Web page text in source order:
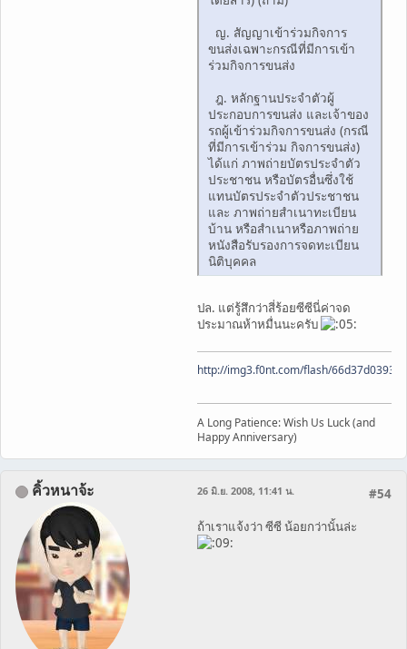
ญ. สัญญาเข้าร่วมกิจการ
ขนส่งเฉพาะกรณีที่มีการเข้า
ร่วมกิจการขนส่ง
ฎ. หลักฐานประจำตัวผู้
ประกอบการขนส่ง และเจ้าของ
รถผู้เข้าร่วมกิจการขนส่ง (กรณี
ที่มีการเข้าร่วม กิจการขนส่ง)
ได้แก่ ภาพถ่ายบัตรประจำตัว
ประชาชน หรือบัตรอื่นซึ่งใช้
แทนบัตรประจำตัวประชาชน
และ ภาพถ่ายสำเนาทะเบียน
บ้าน หรือสำเนาหรือภาพถ่าย
หนังสือรับรองการจดทะเบียน
นิติบุคคล
ปล. แต่รู้สึกว่าสี่ร้อยซีซีนี่ค่าจด
ประมาณห้าหมื่นนะครับ
http://img3.f0nt.com/flash/
A Long Patience: Wish Us Luck (and
Happy Anniversary)
คิ้วหนาจ้ะ #54
26 มิ.ย. 2008, 11:41 น.
ถ้าเราแจ้งว่า ซีซี น้อยกว่านั้นล่ะ